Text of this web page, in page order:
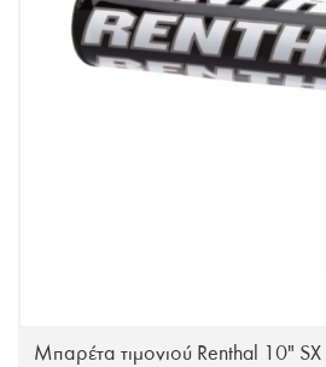
Μπαρέτα τιμονιού Renthal 10"